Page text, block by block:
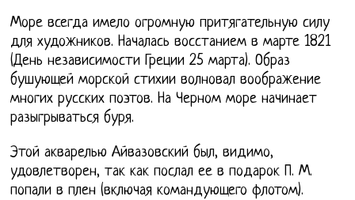
Море всегда имело огромную притягательную силу
для художников. Началась восстанием в марте 1821
(День независимости Греции 25 марта). Образ
бушующей морской стихии волновал воображение
многих русских поэтов. На Черном море начинает
разыгрываться буря.
Этой акварелью Айвазовский был, видимо,
удовлетворен, так как послал ее в подарок П. М.
попали в плен (включая командующего флотом).